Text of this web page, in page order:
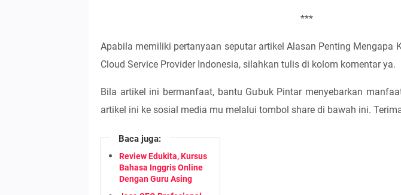
***
Apabila memiliki pertanyaan seputar artikel Alasan Penting Mengapa
Cloud Service Provider Indonesia, silahkan tulis di kolom komentar ya.
Bila artikel ini bermanfaat, bantu Gubuk Pintar menyebarkan
artikel ini ke sosial media mu melalui tombol share di bawah ini.
Baca juga:
Review Edukita, Kursus
Bahasa Inggris Online
Dengan Guru Asing